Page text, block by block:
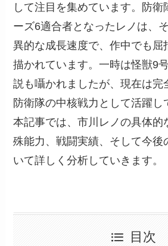
して注目を集めています。防
ーズ6適合者となったレノは、
異的な成長速度で、作中でも屈
描かれています。一時は怪獣9
説も囁かれましたが、現在は完
防衛隊の中核戦力として活躍し
本記事では、市川レノの具体的
殊能力、戦闘実績、そして今後
いて詳しく分析していきます。
目次